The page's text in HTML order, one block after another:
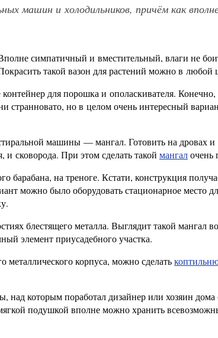
машин и холодильников, причём как
симпатичный и вместительный, влаги не
такой вазон для растений можно в любой
для порошка и ополаскивателя. Конечно,
странновато, но в целом очень интересный
машины — мангал. Готовить на дровах и
сковорода. При этом сделать такой мангалочень
барабана, на треноге. Кстати, конструкция
можно было оборудовать стационарное место
блестящего металла. Выглядит такой мангал
элемент приусадебного участка.
металлического корпуса, можно сделать
которым поработал дизайнер или хозяин дома
подушкой вполне можно хранить